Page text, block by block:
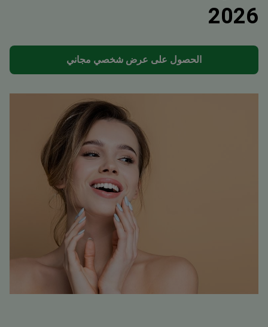
2026
الحصول على عرض شخصي مجاني